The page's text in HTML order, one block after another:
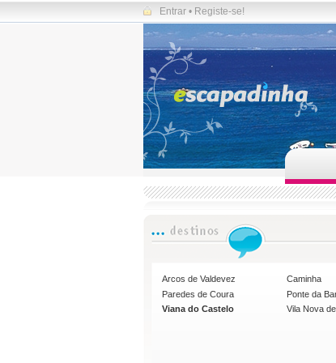
Entrar • Registe-se!
Arcos de Valdevez Caminha
Paredes de Coura
Ponte da
Viana do Castelo
Vila Nova